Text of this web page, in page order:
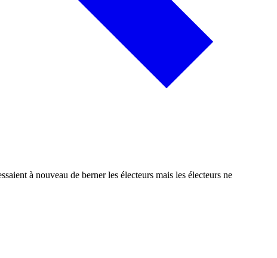
à nouveau de berner les électeurs mais les électeurs ne